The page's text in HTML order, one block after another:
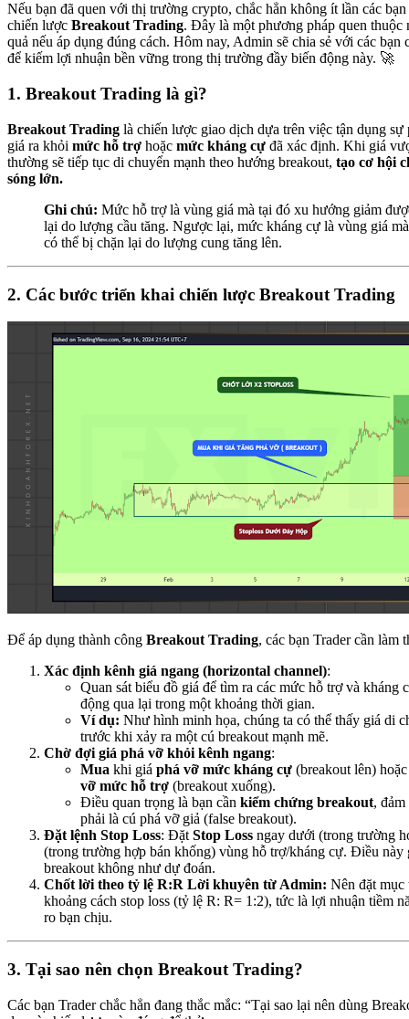
Nếu bạn đã quen với thị trường crypto, chắc hẳn không ít lần các
chiến lược Breakout Trading. Đây là một phương pháp quen thuộc
quả nếu áp dụng đúng cách. Hôm nay, Admin sẽ chia sẻ với các bạn
để kiếm lợi nhuận bền vững trong thị trường đầy biến động này. 🚀
1. Breakout Trading là gì?
Breakout Trading là chiến lược giao dịch dựa trên việc tận dụng sự
giá ra khỏi mức hỗ trợ hoặc mức kháng cự đã xác định. Khi giá
thường sẽ tiếp tục di chuyển mạnh theo hướng breakout, tạo cơ hội
sóng lớn.
Ghi chú: Mức hỗ trợ là vùng giá mà tại đó xu hướng giảm
lại do lượng cầu tăng. Ngược lại, mức kháng cự là vùng giá
có thể bị chặn lại do lượng cung tăng lên.
2. Các bước triển khai chiến lược Breakout Trading
Để áp dụng thành công Breakout Trading, các bạn Trader cần làm
Xác định kênh giá ngang (horizontal channel):
Quan sát biểu đồ giá để tìm ra các mức hỗ trợ và kháng
động qua lại trong một khoảng thời gian.
Ví dụ: Như hình minh họa, chúng ta có thể thấy giá di
trước khi xảy ra một cú breakout mạnh mẽ.
Chờ đợi giá phá vỡ khỏi kênh ngang:
Mua khi giá phá vỡ mức kháng cự (breakout lên)
vỡ mức hỗ trợ (breakout xuống).
Điều quan trọng là bạn cần kiểm chứng breakout,
phải là cú phá vỡ giả (false breakout).
Đặt lệnh Stop Loss: Đặt Stop Loss ngay dưới (trong trường
(trong trường hợp bán khống) vùng hỗ trợ/kháng cự. Điều này
breakout không như dự đoán.
Chốt lời theo tỷ lệ R:R Lời khuyên từ Admin: Nên đặt
khoảng cách stop loss (tỷ lệ R: R= 1:2), tức là lợi nhuận tiềm
ro bạn chịu.
3. Tại sao nên chọn Breakout Trading?
Các bạn Trader chắc hẳn đang thắc mắc: “Tại sao lại nên dùng